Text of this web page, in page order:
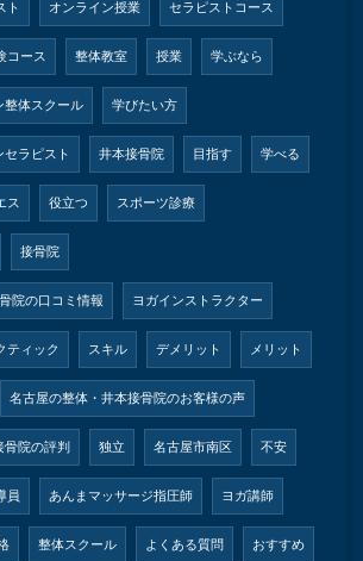
ト オンライン授業 セラピストコース
コース 整体教室 授業 学ぶなら
整体スクール 学びたい方
セラピスト 井本接骨院 目指す 学べる
ス 役立つ スポーツ診療
接骨院
院の口コミ情報 ヨガインストラクター
ティック スキル デメリット メリット
名古屋の整体・井本接骨院のお客様の声
院の評判 独立 名古屋市南区 不安
員 あんまマッサージ指圧師 ヨガ講師
整体スクール よくある質問 おすすめ